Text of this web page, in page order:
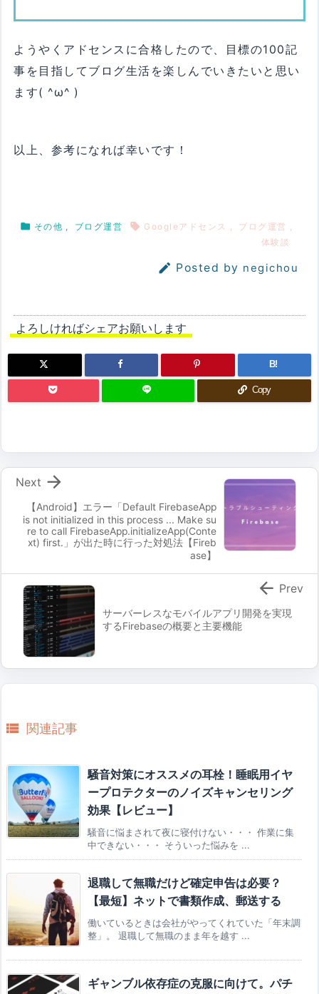
ようやくアドセンスに合格したので、目標の100記
事を目指してブログ生活を楽しんでいきたいと思い
ます( ^ω^ )
以上、参考になれば幸いです！
 その他 , ブログ運営  Googleアドセンス ブログ運営
体験談
 Posted by negichou
よろしければシェアお願いします
B!
Copy
【Android】エラー「Default FirebaseApp
is not initialized in this process ... Make su
re to call FirebaseApp.initializeApp(Conte
xt) first.」が出た時に行った対処法【Fireb
ase】

Next
サーバーレスなモバイルアプリ開発を実現
するFirebaseの概要と主要機能
 Prev
 関連記事
騒音対策にオススメの耳栓！睡眠用イヤ
ープロテクターのノイズキャンセリング
効果【レビュー】
騒音に悩まされて夜に寝付けない・・・ 作業に集
中できない・・・ そういった悩みを ...
退職して無職だけど確定申告は必要？
【最短】ネットで書類作成、郵送する
働いているときは会社がやってくれていた「年末調
整」。 退職して無職のまま年を越す ...
ギャンブル依存症の克服に向けて。パチ